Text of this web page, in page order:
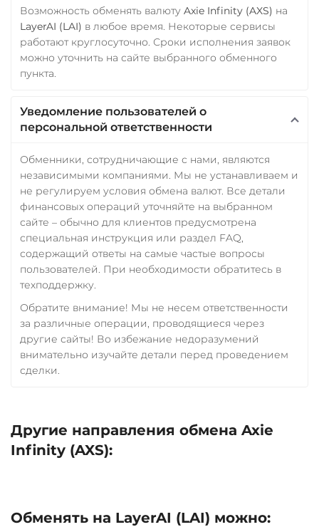
Возможность обменять валюту Axie Infinity (AXS) на
LayerAI (LAI) в любое время. Некоторые сервисы
работают круглосуточно. Сроки исполнения заявок
можно уточнить на сайте выбранного обменного
пункта.
Уведомление пользователей о
персональной ответственности
Обменники, сотрудничающие с нами, являются
независимыми компаниями. Мы не устанавливаем и
не регулируем условия обмена валют. Все детали
финансовых операций уточняйте на выбранном
сайте – обычно для клиентов предусмотрена
специальная инструкция или раздел FAQ,
содержащий ответы на самые частые вопросы
пользователей. При необходимости обратитесь в
техподдержку.
Обратите внимание! Мы не несем ответственности
за различные операции, проводящиеся через
другие сайты! Во избежание недоразумений
внимательно изучайте детали перед проведением
сделки.
Другие направления обмена Axie
Infinity (AXS):
Обменять на LayerAI (LAI) можно: